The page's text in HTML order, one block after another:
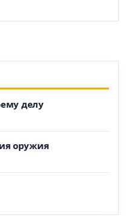
делу
оружия